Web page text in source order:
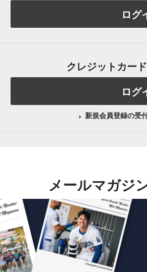
ログ
クレジットカー
ログ
新規会員登録の受
メールマガジ